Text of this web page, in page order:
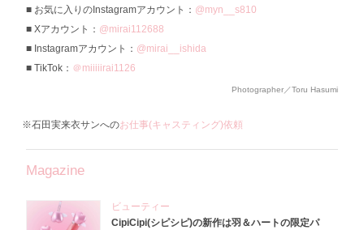
お気に入りのInstagramアカウント： @myn__s810
Xアカウント： @mirai112688
Instagramアカウント： @mirai__ishida
TikTok： ＠miiiiirai1126
Photographer／Toru Hasumi
※石田実来衣サンへのお仕事(キャスティング)依頼
Magazine
ビューティー
CipiCipi(シピシピ)の新作は羽＆ハートの限定パ